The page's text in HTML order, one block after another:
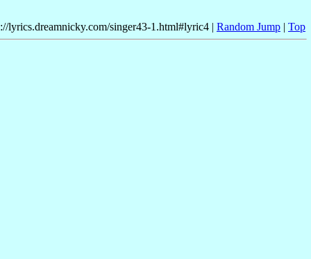
lyrics.dreamnicky.com/singer43-1.html#lyric4 | Random Jump | Top